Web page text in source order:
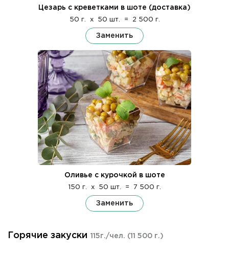
Цезарь с креветками в шоте (доставка)
50 г. x 50 шт. = 2 500 г.
Заменить
Оливье с курочкой в шоте
150 г. x 50 шт. = 7 500 г.
Заменить
Горячие закуски 115г./чел. (11 500 г.)